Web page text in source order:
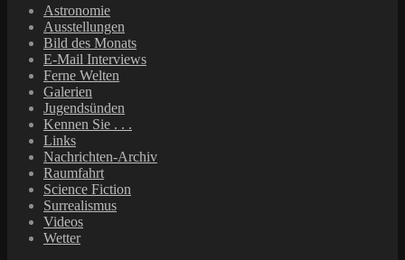
Astronomie
Ausstellungen
Bild des Monats
E-Mail Interviews
Ferne Welten
Galerien
Jugendsünden
Kennen Sie . . .
Links
Nachrichten-Archiv
Raumfahrt
Science Fiction
Surrealismus
Videos
Wetter